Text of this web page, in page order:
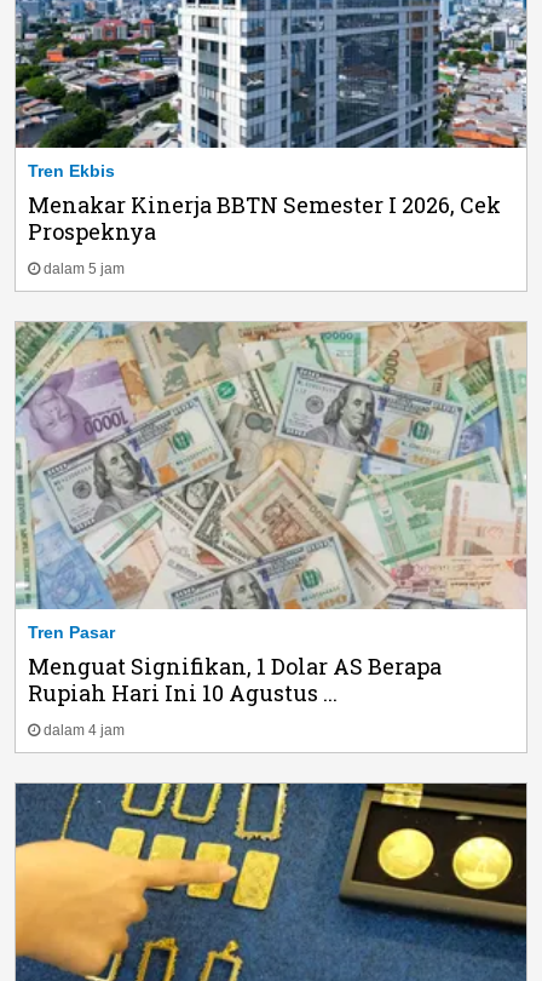
Tren Ekbis
Menakar Kinerja BBTN Semester I 2026, Cek
Prospeknya
dalam 5 jam
Tren Pasar
Menguat Signifikan, 1 Dolar AS Berapa
Rupiah Hari Ini 10 Agustus ...
dalam 4 jam